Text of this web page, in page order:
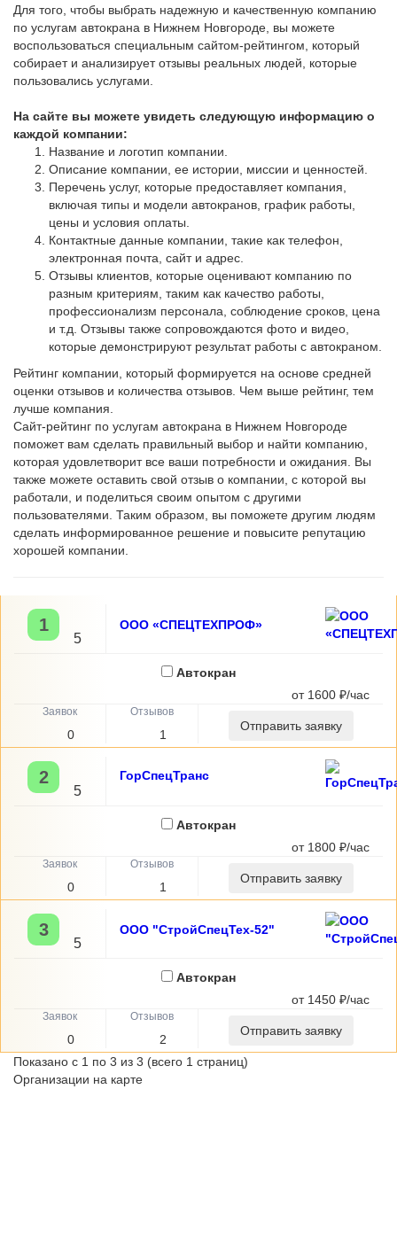
Для того, чтобы выбрать надежную и качественную компанию
по услугам автокрана в Нижнем Новгороде, вы можете
воспользоваться специальным сайтом-рейтингом, который
собирает и анализирует отзывы реальных людей, которые
пользовались услугами.
На сайте вы можете увидеть следующую информацию о
каждой компании:
Название и логотип компании.
Описание компании, ее истории, миссии и ценностей.
Перечень услуг, которые предоставляет компания,
включая типы и модели автокранов, график работы,
цены и условия оплаты.
Контактные данные компании, такие как телефон,
электронная почта, сайт и адрес.
Отзывы клиентов, которые оценивают компанию по
разным критериям, таким как качество работы,
профессионализм персонала, соблюдение сроков, цена
и т.д. Отзывы также сопровождаются фото и видео,
которые демонстрируют результат работы с автокраном.
Рейтинг компании, который формируется на основе средней
оценки отзывов и количества отзывов. Чем выше рейтинг, тем
лучше компания.
Сайт-рейтинг по услугам автокрана в Нижнем Новгороде
поможет вам сделать правильный выбор и найти компанию,
которая удовлетворит все ваши потребности и ожидания. Вы
также можете оставить свой отзыв о компании, с которой вы
работали, и поделиться своим опытом с другими
пользователями. Таким образом, вы поможете другим людям
сделать информированное решение и повысите репутацию
хорошей компании.
1
5
ООО «СПЕЦТЕХПРОФ»
Автокран
от 1600 ₽/час
0 1
Отправить заявку
2
5
ГорСпецТранс
Автокран
от 1800 ₽/час
0 1
Отправить заявку
3
5
ООО "СтройСпецТех-52"
Автокран
от 1450 ₽/час
0 2
Отправить заявку
Показано с 1 по 3 из 3 (всего 1 страниц)
Организации на карте